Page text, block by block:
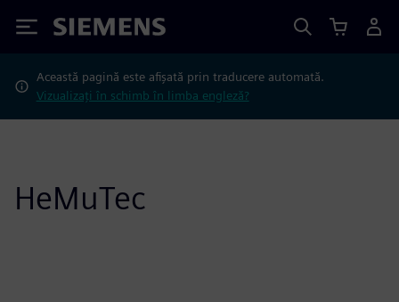
Siemens
Această pagină este afișată prin traducere automată.
Vizualizați în schimb în limba engleză?
HeMuTec